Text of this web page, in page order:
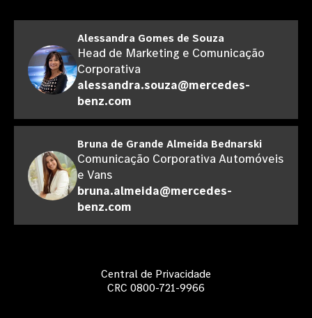
Alessandra Gomes de Souza
Head de Marketing e Comunicação
Corporativa
alessandra.souza@mercedes-
benz.com
Bruna de Grande Almeida Bednarski
Comunicação Corporativa Automóveis
e Vans
bruna.almeida@mercedes-
benz.com
Central de Privacidade
CRC 0800-721-9966